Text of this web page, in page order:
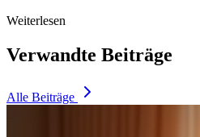
Weiterlesen
Verwandte Beiträge
Alle Beiträge